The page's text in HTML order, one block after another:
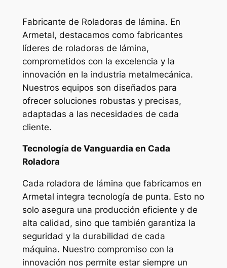
Fabricante de Roladoras de lámina. En
Armetal, destacamos como fabricantes
líderes de roladoras de lámina,
comprometidos con la excelencia y la
innovación en la industria metalmecánica.
Nuestros equipos son diseñados para
ofrecer soluciones robustas y precisas,
adaptadas a las necesidades de cada
cliente.
Tecnología de Vanguardia en Cada
Roladora
Cada roladora de lámina que fabricamos en
Armetal integra tecnología de punta. Esto no
solo asegura una producción eficiente y de
alta calidad, sino que también garantiza la
seguridad y la durabilidad de cada
máquina. Nuestro compromiso con la
innovación nos permite estar siempre un